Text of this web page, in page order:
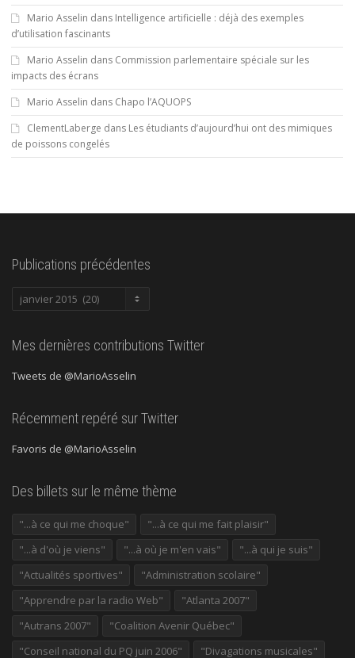
Mario Asselin dans Intelligence artificielle : déjà des exemples
d’utilisation fascinants
Mario Asselin dans Commission parlementaire spéciale sur les
impacts des écrans
Mario Asselin dans Chapo l’AQUOPS
ClementLaberge dans Les étudiants d’aujourd’hui ont des mimiques
de poissons congelés
Publications précédentes
Publications
précédentes
Mes dernières contributions Twitter
Tweets de @MarioAsselin
Récemment repéré sur Twitter
Favoris de @MarioAsselin
Des billets sur le même thème
"...à ce qui me choque"
"...à ce qui me fait plaisir"
"...à d'où je viens"
"...à où je m'en vais"
"...à qui je suis"
"Actualités sportives"
"Administration scolaire"
"Apprendre par la radio Web"
"Atlanta 2007"
"Autrans 2007"
"Coalition Avenir Québec"
"Conseil national du PQ juin 2006"
"Divagations musicales"